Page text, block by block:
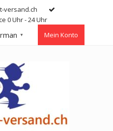
versand.ch
0 Uhr - 24 Uhr
▼ Mein Konto